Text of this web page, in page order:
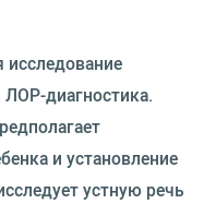
ЛОР-диагностика.
и установление
устную речь